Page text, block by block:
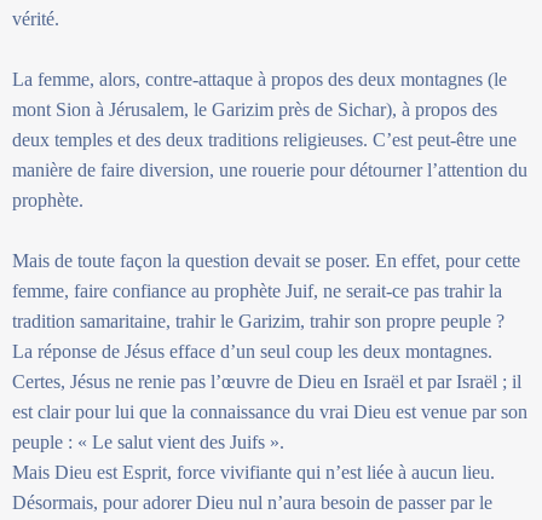
vérité.
La femme, alors, contre-attaque à propos des deux montagnes (le
mont Sion à Jérusalem, le Garizim près de Sichar), à propos des
deux temples et des deux traditions religieuses. C’est peut-être une
manière de faire diversion, une rouerie pour détourner l’attention du
prophète.
Mais de toute façon la question devait se poser. En effet, pour cette
femme, faire confiance au prophète Juif, ne serait-ce pas trahir la
tradition samaritaine, trahir le Garizim, trahir son propre peuple ?
La réponse de Jésus efface d’un seul coup les deux montagnes.
Certes, Jésus ne renie pas l’œuvre de Dieu en Israël et par Israël ; il
est clair pour lui que la connaissance du vrai Dieu est venue par son
peuple : « Le salut vient des Juifs ».
Mais Dieu est Esprit, force vivifiante qui n’est liée à aucun lieu.
Désormais, pour adorer Dieu nul n’aura besoin de passer par le